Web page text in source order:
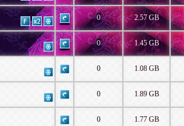
0 2.57 GB
0 1.45 GB
0 1.08 GB
0 1.89 GB
0 1.77 GB